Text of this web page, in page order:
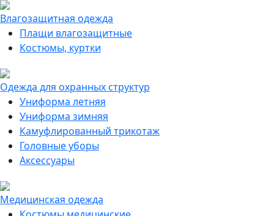
Влагозащитная одежда
Плащи влагозащитные
Костюмы, куртки
Одежда для охранных структур
Униформа летняя
Униформа зимняя
Камуфлированный трикотаж
Головные уборы
Аксессуары
Медицинская одежда